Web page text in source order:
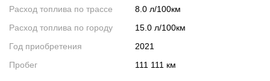
Расход топлива по трассе
8.0 л/100км
Расход топлива по городу
15.0 л/100км
Год приобретения
2021
Пробег
111 111 км